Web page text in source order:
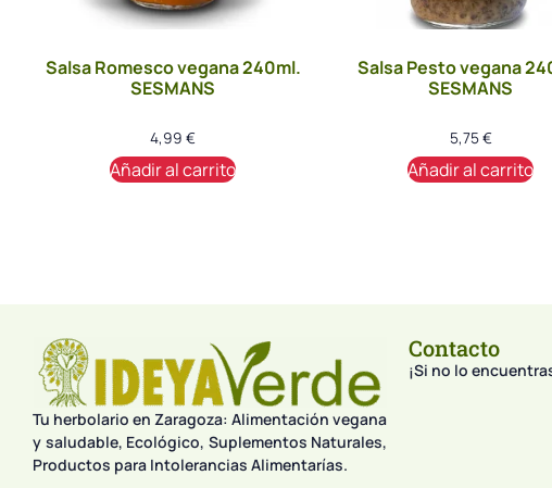
Salsa Romesco vegana 240ml.
SESMANS
4,99 €
Añadir al carrito
Salsa Pesto vegana
SESMANS
5,75€
Añadir al carrito
Tu herbolario en Zaragoza: Alimentación vegana
y saludable, Ecológico, Suplementos Naturales,
Productos para Intolerancias Alimentarías.
Contacto
¡Si no lo